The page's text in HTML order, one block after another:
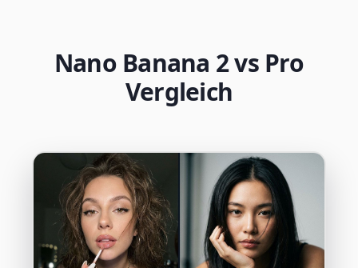
Nano Banana 2 vs Pro
Vergleich